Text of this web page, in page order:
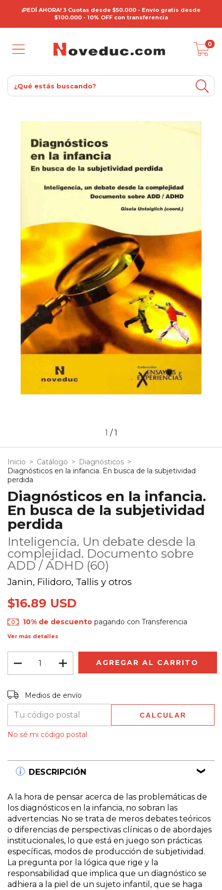
¡PEDÍ AHORA! 3 Cuotas desde $50.000 - Envío gratis desde
$100.000 - 10% OFF con transferencia
0
1 /1
Inicio > Catálogo > Diagnósticos >
Diagnósticos en la infancia. En busca de la subjetividad
perdida
Diagnósticos en la infancia.
En busca de la subjetividad
perdida
Inteligencia. Un debate desde la
complejidad. Documento sobre
ADD / ADHD (60)
Janin, Filidoro, Tallis y otros
$16.89 USD
10% de descuento pagando con Transferencia
Ver más detalles
Entregas para el CP:
Medios de envío
CALCULAR
No sé mi código postal
DESCRIPCIÓN
A la hora de pensar acerca de las problemáticas de
los diagnósticos en la infancia, no sobran las
advertencias. No se trata de meros debates teóricos
o diferencias de perspectivas clínicas o de abordajes
institucionales, lo que está en juego son prácticas
específicas, modos de producción de subjetividad.
La pregunta por la lógica que rige y la
responsabilidad que implica que un diagnóstico se
adhiera a la piel de un sujeto infantil, que se haga